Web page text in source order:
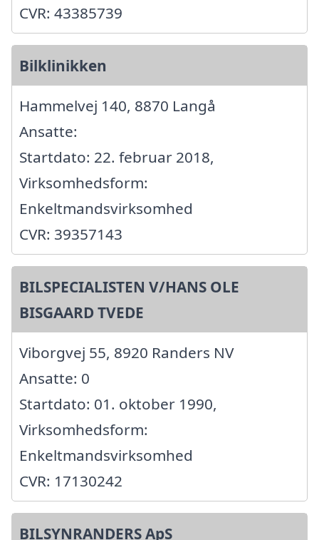
CVR: 43385739
Bilklinikken
Hammelvej 140, 8870 Langå
Ansatte:
Startdato: 22. februar 2018,
Virksomhedsform:
Enkeltmandsvirksomhed
CVR: 39357143
BILSPECIALISTEN V/HANS OLE
BISGAARD TVEDE
Viborgvej 55, 8920 Randers NV
Ansatte: 0
Startdato: 01. oktober 1990,
Virksomhedsform:
Enkeltmandsvirksomhed
CVR: 17130242
BILSYNRANDERS ApS